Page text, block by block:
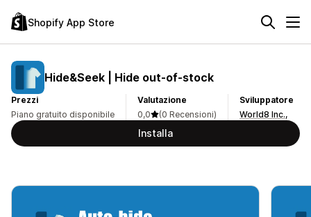
Shopify App Store
Hide&Seek | Hide out‑of‑stock
Prezzi
Piano gratuito disponibile
Valutazione
0,0
(0 Recensioni)
Sviluppatore
World8 Inc.,
Installa